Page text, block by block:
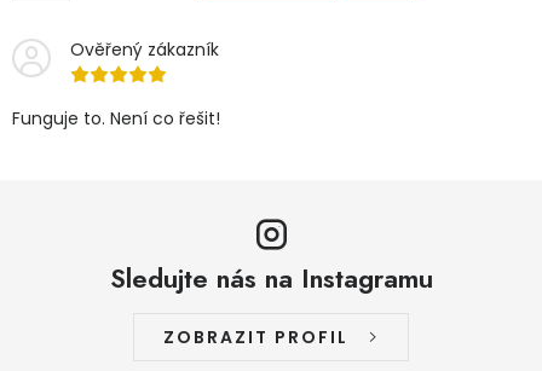
Ověřený zákazník
Funguje to. Není co řešit!
Sledujte nás na Instagramu
ZOBRAZIT PROFIL